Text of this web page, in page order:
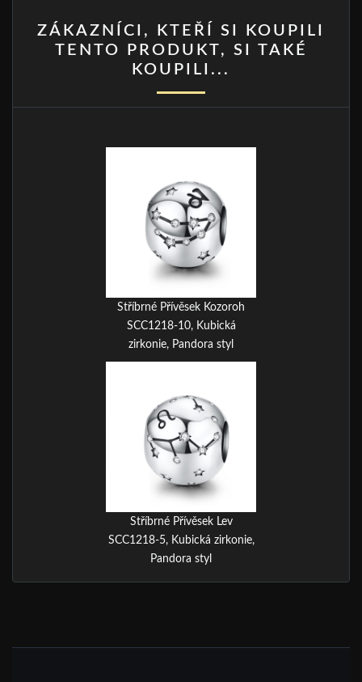
ZÁKAZNÍCI, KTEŘÍ SI KOUPILI
TENTO PRODUKT, SI TAKÉ
KOUPILI...
Stříbrné Přívěsek Kozoroh
SCC1218-10, Kubická
zirkonie, Pandora styl
Stříbrné Přívěsek Lev
SCC1218-5, Kubická zirkonie,
Pandora styl